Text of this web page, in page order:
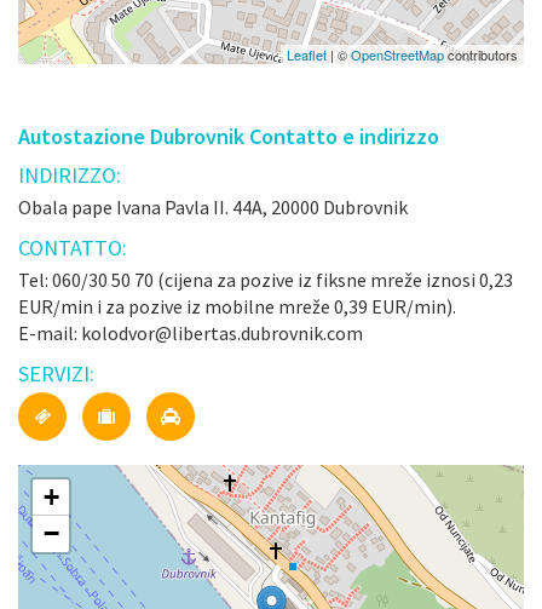
Leaflet | ©OpenStreetMapcontributors
Autostazione Dubrovnik Contatto e indirizzo
INDIRIZZO:
Obala pape Ivana Pavla II. 44A, 20000 Dubrovnik
CONTATTO:
Tel: 060/30 50 70 (cijena za pozive iz fiksne mreže iznosi 0,23
EUR/min i za pozive iz mobilne mreže 0,39 EUR/min).
E-mail: kolodvor@libertas.dubrovnik.com
SERVIZI:
+
−